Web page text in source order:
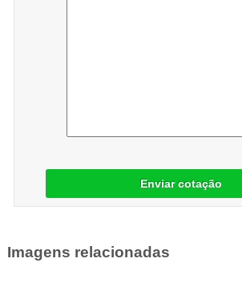
Enviar cotação
Imagens relacionadas